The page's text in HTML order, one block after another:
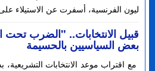
ليون الفرنسية، أسفرت عن الاستيلاء
قبيل الانتخابات.. "الضرب
بعض السياسيين بالحسيمة
مع اقتراب موعد الانتخابات